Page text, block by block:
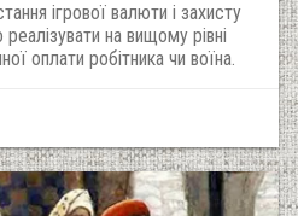
ігрової валюти і захисту
реалізувати на вищому рівні
оплати робітника чи воїна.